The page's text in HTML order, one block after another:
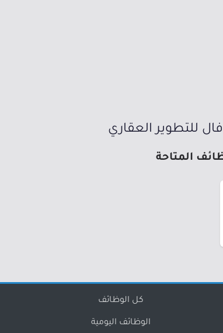
للتطوير العقاري
المتاحة
كل الوظائف
الوظائف اليومية